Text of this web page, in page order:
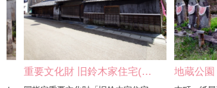
重要文化財 旧鈴木家住宅(… 地蔵公園
Prev